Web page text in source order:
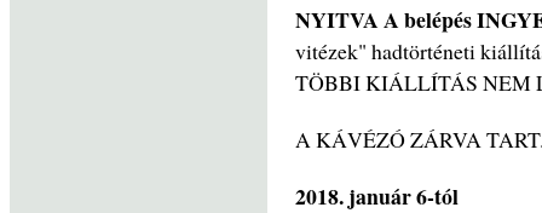
NYITVAA belépés
vitézek" hadtörténeti
TÖBBI KIÁLLÍTÁS NEM
A KÁVÉZÓ ZÁRVA
2018. január 6-tól